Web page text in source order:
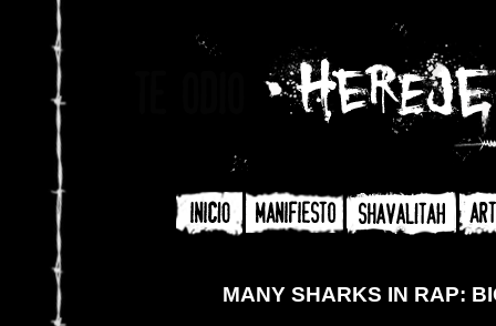
MANY SHARKS IN RAP: